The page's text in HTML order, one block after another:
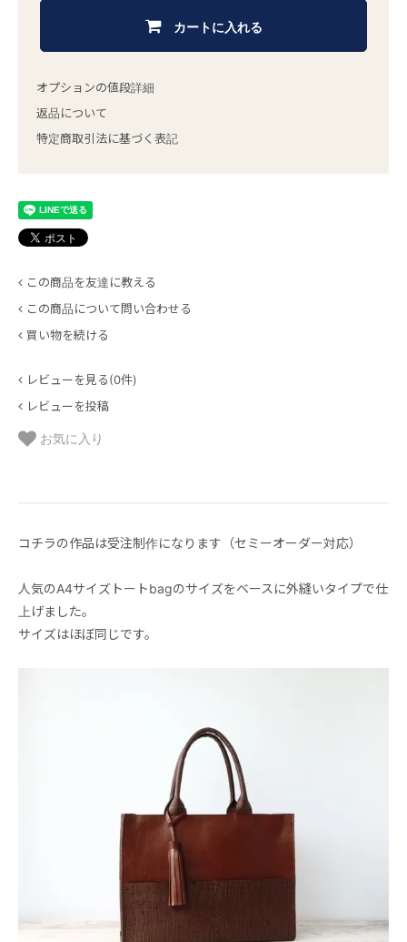
カートに入れる
オプションの値段詳細
返品について
特定商取引法に基づく表記
この商品を友達に教える
この商品について問い合わせる
買い物を続ける
レビューを見る(0件)
レビューを投稿
お気に入り
コチラの作品は受注制作になります（セミーオーダー対応）
人気のA4サイズトートbagのサイズをベースに外縫いタイプで仕
上げました。
サイズはほぼ同じです。